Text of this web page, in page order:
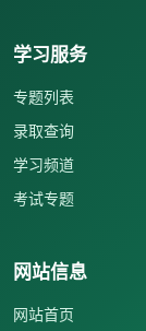
学习服务
专题列表
录取查询
学习频道
考试专题
网站信息
网站首页